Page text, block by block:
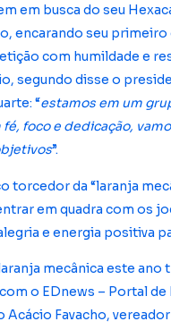
em busca do seu
encarando seu
com humildade e
segundo disse o
“estamos em um
fé, foco e dedicação,
”.
torcedor da “laranja
em quadra com os
e energia positiva
mecânica este ano
o EDnews – Portal
Acácio Favacho,